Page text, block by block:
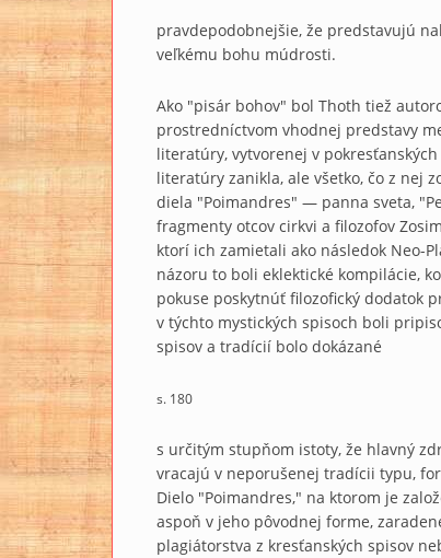
pravdepodobnejšie, že predstavujú
veľkému bohu múdrosti.
Ako "pisár bohov" bol Thoth tiež
prostredníctvom vhodnej predstavy
literatúry, vytvorenej v
literatúry zanikla, ale všetko, čo z nej
diela "Poimandres" — panna sveta,
fragmenty otcov cirkvi a filozofov
ktorí ich zamietali ako následok Neo-
názoru to boli eklektické kompilácie,
pokuse poskytnúť filozofický dodatok
v týchto mystických spisoch boli
spisov a tradícií bolo dokázané
s. 180
s určitým stupňom istoty, že hlavný
vracajú v neporušenej tradícii typu,
Dielo "Poimandres," na ktorom je
aspoň v jeho pôvodnej forme,
plagiátorstva z kresťanských spisov